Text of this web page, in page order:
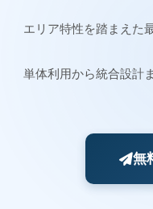
エリア特性を踏まえた
単体利用から統合設計
無